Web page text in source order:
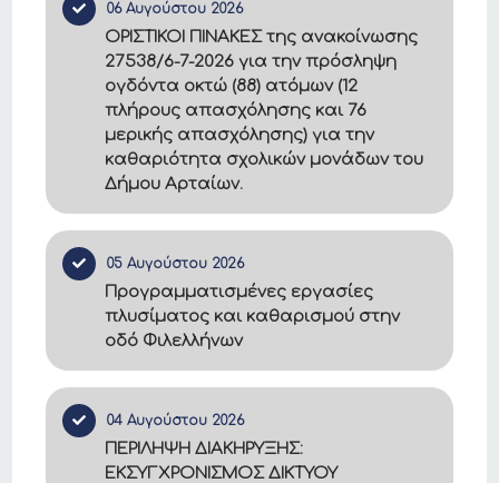
06 Αυγούστου 2026
ΟΡΙΣΤΙΚΟΙ ΠΙΝΑΚΕΣ της ανακοίνωσης
27538/6-7-2026 για την πρόσληψη
ογδόντα οκτώ (88) ατόμων (12
πλήρους απασχόλησης και 76
μερικής απασχόλησης) για την
καθαριότητα σχολικών μονάδων του
Δήμου Αρταίων.
05 Αυγούστου 2026
Προγραμματισμένες εργασίες
πλυσίματος και καθαρισμού στην
οδό Φιλελλήνων
04 Αυγούστου 2026
ΠΕΡΙΛΗΨΗ ΔΙΑΚΗΡΥΞΗΣ:
ΕΚΣΥΓΧΡΟΝΙΣΜΟΣ ΔΙΚΤΥΟΥ